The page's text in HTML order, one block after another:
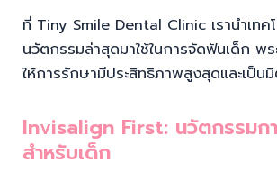
ที่ Tiny Smile Dental Clinic เรานำเทค
นวัตกรรมล่าสุดมาใช้ในการจัดฟันเด็ก พ
ให้การรักษามีประสิทธิภาพสูงสุดและเป็น
Invisalign First: นวัตกรรมก
สำหรับเด็ก